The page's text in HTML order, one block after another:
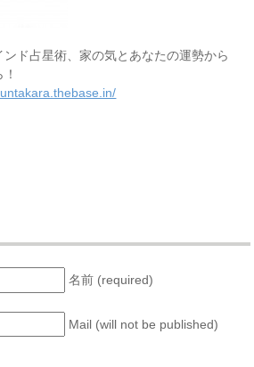
ド占星術、家の気とあなたの運勢から
名前 (required)
Mail (will not be published)